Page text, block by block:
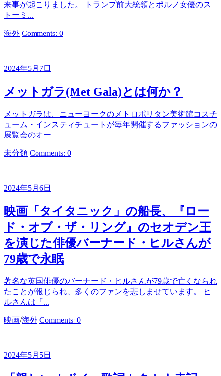
来事が起こりました。 トランプ前大統領とポルノ女優のス
トーミ...
カ
リ
ー
海外 Comments: 0
2024年5月7日
メットガラ(Met Gala)とは何か？
メットガラは、ニューヨークのメトロポリタン美術館コスチ
ューム・インスティチュートが毎年開催するファッションの
展覧会のオー...
カ
リ
ー
未分類 Comments: 0
2024年5月6日
映画「タイタニック」の船長、『ロー
ド・オブ・ザ・リング』のセオデン王
を演じた俳優バーナード・ヒルさんが
79歳で永眠
著名な英国俳優のバーナード・ヒルさんが79歳で亡くなられ
たことが報じられ、多くのファンを悲しませています。 ヒ
ルさんは『...
カ
リ
ー
映画/海外 Comments: 0
2024年5月5日